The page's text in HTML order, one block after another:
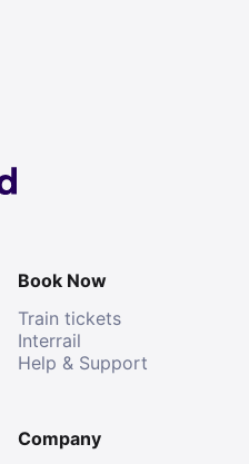
Book Now
Train tickets
Interrail
Help & Support
Company